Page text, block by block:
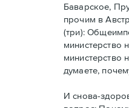
Баварское,
прочим в
(три):
министерство
министерство
думаете,
И снова-